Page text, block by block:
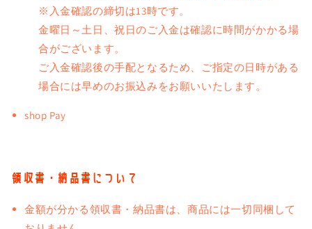
※入金確認の締切は13時です。
金曜日～土日、祝日のご入金は確認に時間がかかる場
合がございます。
ご入金確認後の手配となるため、ご指定の日時がある
場合には早めのお振込みをお願いいたします。
shop Pay
領収書・納品書について
金額が分かる領収書・納品書は、商品には一切同梱して